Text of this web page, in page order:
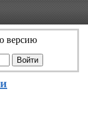
версию